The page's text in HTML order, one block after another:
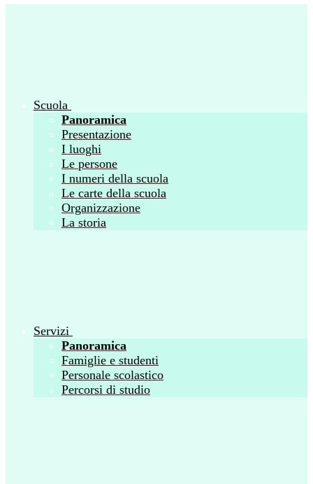
Scuola
Panoramica
Presentazione
I luoghi
Le persone
I numeri della scuola
Le carte della scuola
Organizzazione
La storia
Servizi
Panoramica
Famiglie e studenti
Personale scolastico
Percorsi di studio